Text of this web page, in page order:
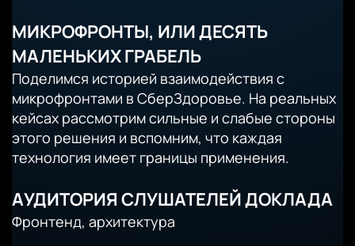
МИКРОФРОНТЫ, ИЛИ ДЕСЯТЬ
МАЛЕНЬКИХ ГРАБЕЛЬ
Поделимся историей взаимодействия с
микрофронтами в СберЗдоровье. На реальных
кейсах рассмотрим сильные и слабые стороны
этого решения и вспомним, что каждая
технология имеет границы применения.
АУДИТОРИЯ СЛУШАТЕЛЕЙ ДОКЛАДА
Фронтенд, архитектура